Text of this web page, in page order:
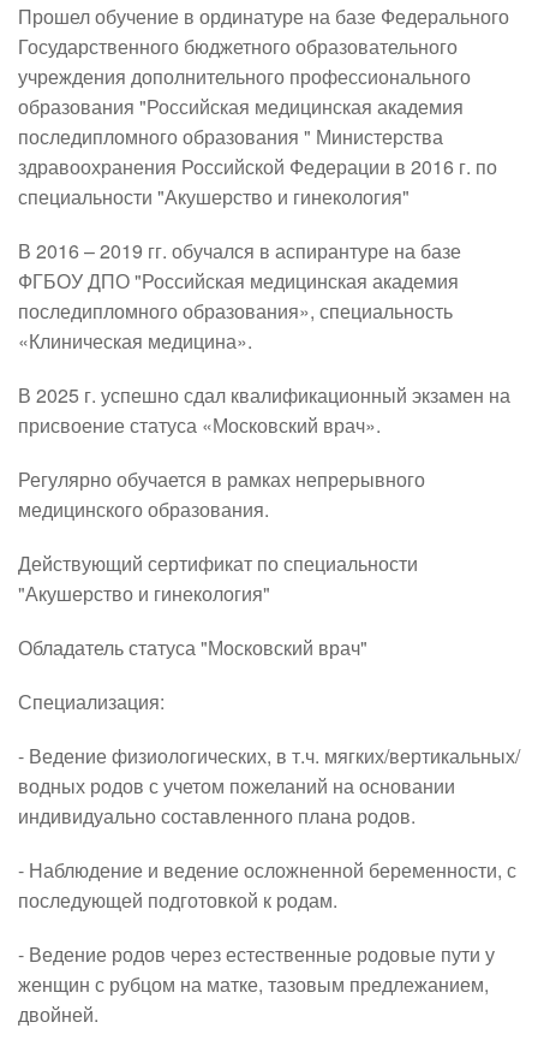
Прошел обучение в ординатуре на базе Федерального
Государственного бюджетного образовательного
учреждения дополнительного профессионального
образования "Российская медицинская академия
последипломного образования " Министерства
здравоохранения Российской Федерации в 2016 г. по
специальности "Акушерство и гинекология"
В 2016 – 2019 гг. обучался в аспирантуре на базе
ФГБОУ ДПО "Российская медицинская академия
последипломного образования», специальность
«Клиническая медицина».
В 2025 г. успешно сдал квалификационный экзамен на
присвоение статуса «Московский врач».
Регулярно обучается в рамках непрерывного
медицинского образования.
Действующий сертификат по специальности
"Акушерство и гинекология"
Обладатель статуса "Московский врач"
Специализация:
- Ведение физиологических, в т.ч. мягких/вертикальных/
водных родов с учетом пожеланий на основании
индивидуально составленного плана родов.
- Наблюдение и ведение осложненной беременности, с
последующей подготовкой к родам.
- Ведение родов через естественные родовые пути у
женщин с рубцом на матке, тазовым предлежанием,
двойней.